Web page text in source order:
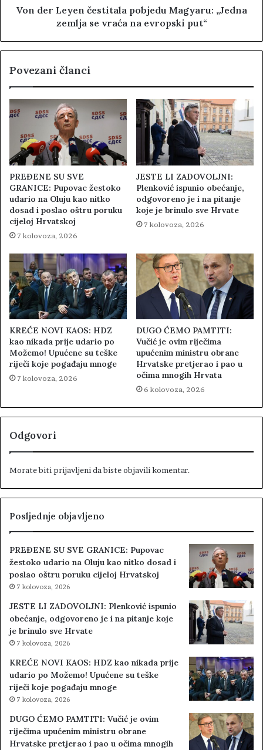
Von der Leyen čestitala pobjedu Magyaru: „Jedna
zemlja se vraća na evropski put“
Povezani članci
PREĐENE SU SVE
GRANICE: Pupovac žestoko
udario na Oluju kao nitko
dosad i poslao oštru poruku
cijeloj Hrvatskoj
7 kolovoza, 2026
JESTE LI ZADOVOLJNI:
Plenković ispunio obećanje,
odgovoreno je i na pitanje
koje je brinulo sve Hrvate
7 kolovoza, 2026
KREĆE NOVI KAOS: HDZ
kao nikada prije udario po
Možemo! Upućene su teške
riječi koje pogađaju mnoge
7 kolovoza, 2026
DUGO ĆEMO PAMTITI:
Vučić je ovim riječima
upućenim ministru obrane
Hrvatske pretjerao i pao u
očima mnogih Hrvata
6 kolovoza, 2026
Odgovori
Morate bitiprijavljenida biste objavili komentar.
Posljednje objavljeno
PREĐENE SU SVE GRANICE: Pupovac
žestoko udario na Oluju kao nitko dosad i
poslao oštru poruku cijeloj Hrvatskoj
7 kolovoza, 2026
JESTE LI ZADOVOLJNI: Plenković ispunio
obećanje, odgovoreno je i na pitanje koje
je brinulo sve Hrvate
7 kolovoza, 2026
KREĆE NOVI KAOS: HDZ kao nikada prije
udario po Možemo! Upućene su teške
riječi koje pogađaju mnoge
7 kolovoza, 2026
DUGO ĆEMO PAMTITI: Vučić je ovim
riječima upućenim ministru obrane
Hrvatske pretjerao i pao u očima mnogih